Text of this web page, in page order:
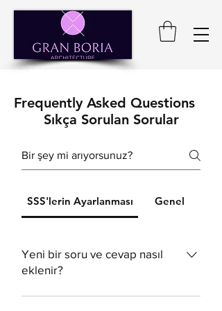
Frequently Asked Questions
Sıkça Sorulan Sorular
SSS'lerin Ayarlanması Genel
Yeni bir soru ve cevap nasıl
eklenir?
Yeni bir SSS eklemek için şu